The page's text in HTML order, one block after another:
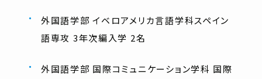
外国語学部 イベロアメリカ言語学科スペイン
語専攻 3年次編入学 2名
外国語学部 国際コミュニケーション学科 国際